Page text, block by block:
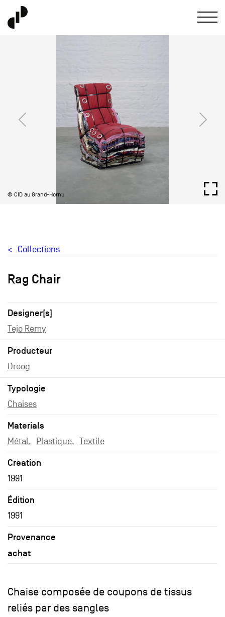
© CID au Grand-Hornu
Collections
Rag Chair
Designer[s]
Tejo Remy
Producteur
Droog
Typologie
Chaises
Materials
Métal Plastique Textile
Creation
1991
Édition
1991
Provenance
achat
Chaise composée de coupons de tissus
reliés par des sangles